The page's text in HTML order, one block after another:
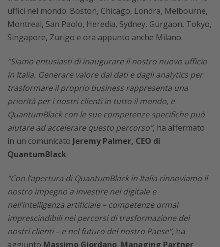
uffici nel mondo: Boston, Chicago, Londra, Melbourne,
Montreal, San Paolo, Heredia, Sydney, Gurgaon, Tokyo,
Singapore, Zurigo e ora appunto anche Milano.
“Siamo entusiasti di inaugurare il nostro nuovo ufficio
in Italia. Generare valore dai dati e dagli analytics per
trasformare il proprio business rappresenta una
priorità per i nostri clienti in tutto il mondo, e
QuantumBlack con le sue competenze specifiche può
aiutare ad accelerare questo percorso”, ha affermato
in un comunicato Jeremy Palmer, CEO di
QuantumBlack.
“Con l’apertura di QuantumBlack in Italia rinnoviamo il
nostro impegno a investire nel digitale e
nell’intelligenza artificiale – competenze ormai
imprescindibili nei percorsi di trasformazione dei
nostri clienti – e nel futuro del nostro Paese”, ha
aggiunto Massimo Giordano, Managing Partner